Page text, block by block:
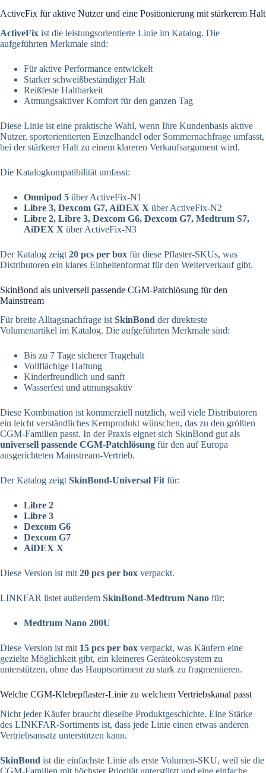
ActiveFix für aktive Nutzer und eine Positionierung mit stärkerem Halt
ActiveFix ist die leistungsorientierte Linie im Katalog. Die
aufgeführten Merkmale sind:
Für aktive Performance entwickelt
Starker schweißbeständiger Halt
Reißfeste Haltbarkeit
Atmungsaktiver Komfort für den ganzen Tag
Diese Linie ist eine praktische Wahl, wenn Ihre Kundenbasis aktive
Nutzer, sportorientierten Einzelhandel oder Sommernachfrage umfasst,
bei der stärkerer Halt zu einem klareren Verkaufsargument wird.
Die Katalogkompatibilität umfasst:
Omnipod 5 über ActiveFix-N1
Libre 3, Dexcom G7, AiDEX X über ActiveFix-N2
Libre 2, Libre 3, Dexcom G6, Dexcom G7, Medtrum S7,
AiDEX X über ActiveFix-N3
Der Katalog zeigt 20 pcs per box für diese Pflaster-SKUs, was
Distributoren ein klares Einheitenformat für den Weiterverkauf gibt.
SkinBond als universell passende CGM-Patchlösung für den
Mainstream
Für breite Alltagsnachfrage istSkinBond der direkteste
Volumenartikel im Katalog. Die aufgeführten Merkmale sind:
Bis zu 7 Tage sicherer Tragehalt
Vollflächige Haftung
Kinderfreundlich und sanft
Wasserfest und atmungsaktiv
Diese Kombination ist kommerziell nützlich, weil viele Distributoren
ein leicht verständliches Kernprodukt wünschen, das zu den größten
CGM-Familien passt. In der Praxis eignet sich SkinBond gut als
universell passende CGM-Patchlösung für den auf Europa
ausgerichteten Mainstream-Vertrieb.
Der Katalog zeigtSkinBond-Universal Fitfür:
Libre 2
Libre 3
Dexcom G6
Dexcom G7
AiDEX X
Diese Version ist mit20 pcs per box verpackt.
LINKFAR listet außerdem SkinBond-Medtrum Nano für:
Medtrum Nano 200U
Diese Version ist mit 15 pcs per box verpackt, was Käufern eine
gezielte Möglichkeit gibt, ein kleineres Geräteökosystem zu
unterstützen, ohne das Hauptsortiment zu stark zu fragmentieren.
Welche CGM-Klebepflaster-Linie zu welchem Vertriebskanal passt
Nicht jeder Käufer braucht dieselbe Produktgeschichte. Eine Stärke
des LINKFAR-Sortiments ist, dass jede Linie einen etwas anderen
Vertriebsansatz unterstützen kann.
SkinBond ist die einfachste Linie als erste Volumen-SKU, weil sie die